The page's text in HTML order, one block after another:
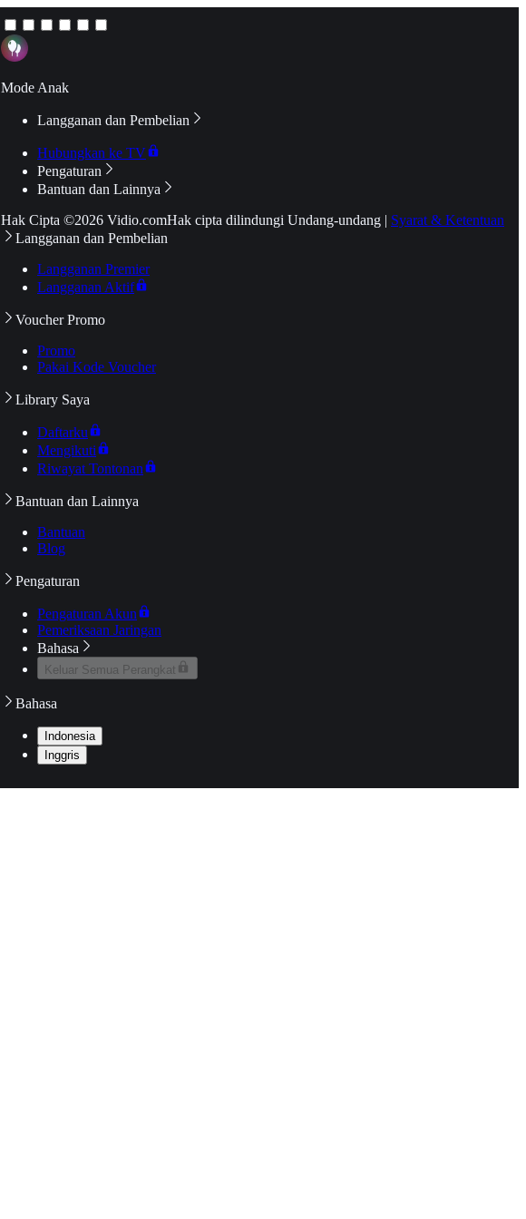
Mode Anak
Langganan dan Pembelian
Hubungkan ke TV
Pengaturan
Bantuan dan Lainnya
Hak Cipta ©2026 Vidio.comHak cipta dilindungi Undang-undang | Syarat & Ketentuan
Langganan dan Pembelian
Langganan Premier
Langganan Aktif
Voucher Promo
Promo
Pakai Kode Voucher
Library Saya
Daftarku
Mengikuti
Riwayat Tontonan
Bantuan dan Lainnya
Bantuan
Blog
Pengaturan
Pengaturan Akun
Pemeriksaan Jaringan
Bahasa
Keluar Semua Perangkat
Bahasa
Indonesia
Inggris